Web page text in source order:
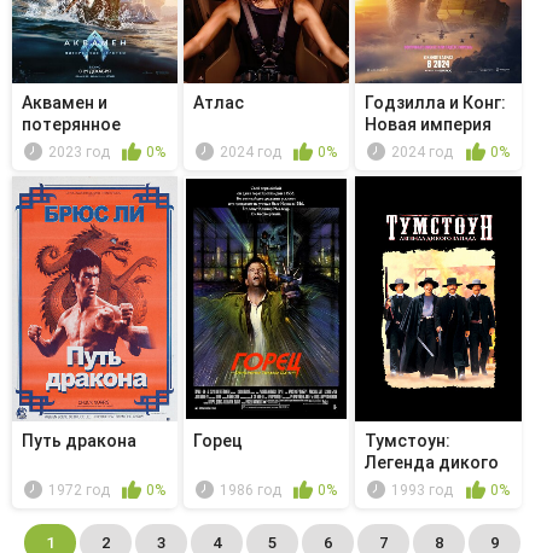
Аквамен и
потерянное
царство
2023 год 0%
Атлас
2024 год 0%
Годзилла и Конг:
Новая империя
2024 год 0%
Путь дракона
1972 год 0%
Горец
1986 год 0%
Тумстоун:
Легенда дикого
запада
1993 год 0%
1 2 3 4 5 6 7 8 9